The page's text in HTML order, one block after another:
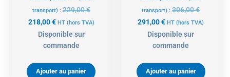
transport) : 229,00€
218,00€ HT (hors TVA)
Disponible sur
commande
Ajouter au panier
transport) :306,00€
291,00€ HT (hors TVA)
Disponible sur
commande
Ajouter au panier